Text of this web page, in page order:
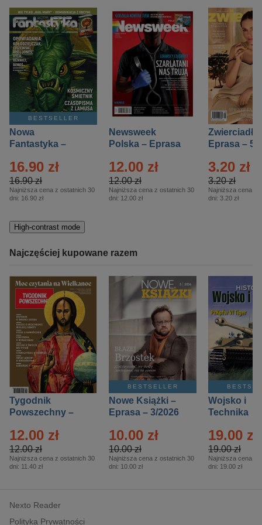
BESTSELLER
Nowa
Fantastyka –
16.90 zł
16.90 zł
Najniższa cena z ostatnich 30
dni: 16.90 zł
Newsweek
Polska – Eprasa
12.00 zł
12.00 zł
Najniższa cena z ostatnich 30
dni: 12.00 zł
Zwierciadło
Eprasa – 5/
3.20 zł
3.20 zł
Najniższa cena z
dni: 3.20 zł
High-contrast mode
Najczęściej kupowane razem
Tygodnik
Powszechny –
12.00 zł
12.00 zł
Najniższa cena z ostatnich 30
dni: 11.40 zł
BESTSELLER
Nowe Książki –
Eprasa – 3/2026
10.00 zł
10.00 zł
Najniższa cena z ostatnich 30
dni: 10.00 zł
Wojsko i
Technika
– 2/2026
19.00 zł
19.00 zł
Najniższa cena z
dni: 19.00 zł
Nexto Reader
Polityka Prywatności